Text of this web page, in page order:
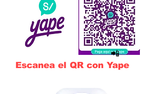
​📲
Escanea el QR con Yape